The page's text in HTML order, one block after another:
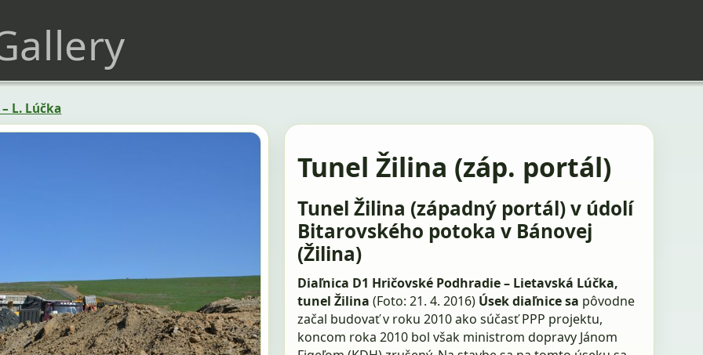
L. Lúčka
Tunel Žilina (záp. portál)
Tunel Žilina (západný portál) v údolí
Bitarovského potoka v Bánovej
(Žilina)
Diaľnica D1 Hričovské Podhradie – Lietavská Lúčka,
tunel Žilina (Foto: 21. 4. 2016) Úsek diaľnice sa pôvodne
začal budovať v roku 2010 ako súčasť PPP projektu,
koncom roka 2010 bol však ministrom dopravy Jánom